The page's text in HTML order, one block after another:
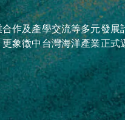
作及產學交流等多元發展
象徵中台灣海洋產業正式